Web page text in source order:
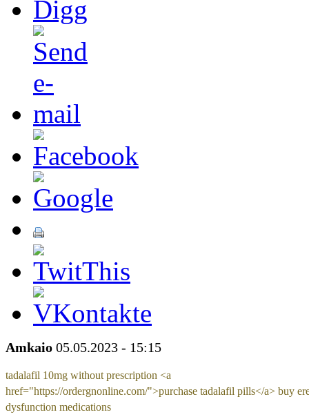
Amkaio 05.05.2023 - 15:15
tadalafil 10mg without prescription <a
href="https://ordergnonline.com/">purchase tadalafil pills</a> buy
dysfunction medications